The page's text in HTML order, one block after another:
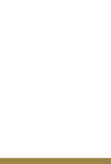
セミオートバス